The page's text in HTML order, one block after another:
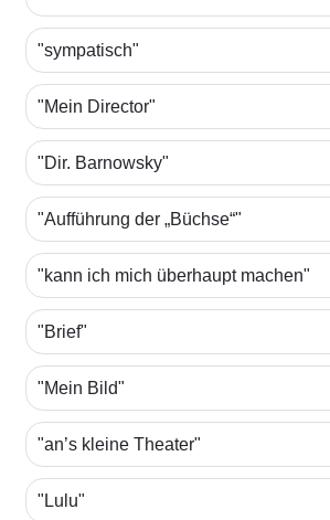
"sympatisch"
"Mein Director"
"Dir. Barnowsky"
"Aufführung der „Büchse“"
"kann ich mich überhaupt machen"
"Brief"
"Mein Bild"
"an’s kleine Theater"
"Lulu"